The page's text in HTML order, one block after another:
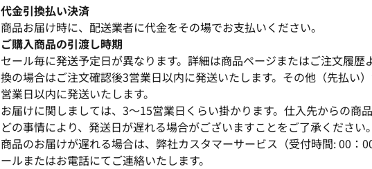
代金引換払い決済
商品お届け時に、配送業者に代金をその場でお支払いください。
ご購入商品の引渡し時期
セール毎に発送予定日が異なります。詳細は商品ページまたはご注文履歴
換の場合はご注文確認後3営業日以内に発送いたします。その他（先払い
営業日以内に発送いたします。
お届けに関しましては、3～15営業日くらい掛かります。仕入先からの商
どの事情により、発送日が遅れる場合がございますことをご了承ください。
商品のお届けが遅れる場合は、弊社カスタマーサービス（受付時間: 00：
ールまたはお電話にてご連絡いたします。